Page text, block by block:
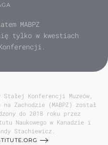
MABPZ
tylko w kwestiach
Konferencji Muzeów,
Zachodzie (MABPZ) został
do 2018 roku przez
Naukowego w Kanadzie i
Stachiewicz.